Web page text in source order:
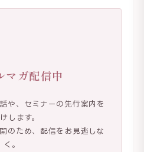
マガ配信中
や、セミナーの先行案内を
します。
のため、配信をお見逃しな
く。